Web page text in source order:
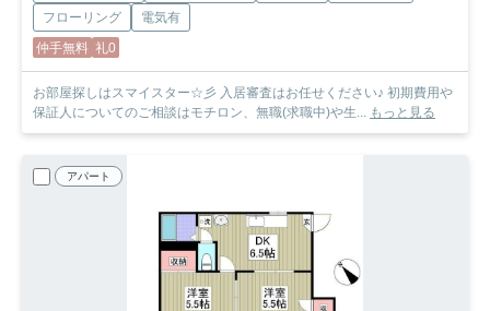
フローリング
電気有
仲手無料 礼0
お部屋探しはスマイスター☆彡 入居審査はお任せください♪ 初期費用や
保証人についてのご相談はモチロン、無職(求職中)や生... もっと見る
アパート